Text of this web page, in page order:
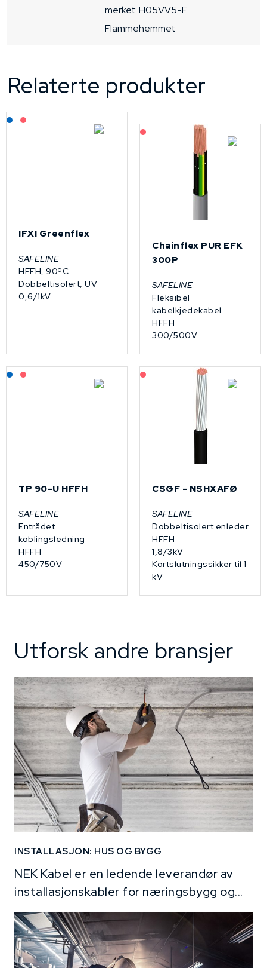
merket: H05VV5-F
Flammehemmet
Relaterte produkter
Lagerført: NEK Kabel
IFXI Greenflex
SAFELINE
HFFH, 90ºC
Dobbeltisolert, UV
0,6/1kV
På forespørsel
Chainflex PUR EFK
300P
SAFELINE
Fleksibel
kabelkjedekabel
HFFH
300/500V
Lagerført: NEK Kabel
TP 90-U HFFH
SAFELINE
Entrådet
koblingsledning
HFFH
450/750V
På forespørsel
CSGF - NSHXAFØ
SAFELINE
Dobbeltisolert enleder
HFFH
1,8/3kV
Kortslutningssikker til 1
kV
Utforsk andre bransjer
INSTALLASJON: HUS OG BYGG
NEK Kabel er en ledende leverandør av
installasjonskabler for næringsbygg og...